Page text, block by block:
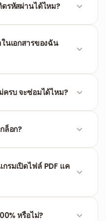
จะสร้างโครงสร้างนั้น
รหัสผ่านได้ไหม?
หาย เครื่องมืออาจช่วย
รหัสผ่านได้
นเอกสารของฉัน
ติม หรือลบข้อความและ
รบ จะซ่อมได้ไหม?
ข้อมูลจะไม่เพียงพอที่จะ
ล็อก?
ผิดพลาดหรือปิดตัวลงเอง
แซม
รมเปิดไฟล์ PDF แค
มือจะสแกนหาจุดบกพร่อง
หรือไม่?